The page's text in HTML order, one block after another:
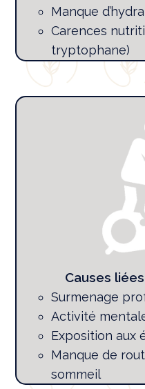
Manque
Carences
tryptophane)
Causes
Surmenage
Activité
Exposition aux
Manque de
sommeil